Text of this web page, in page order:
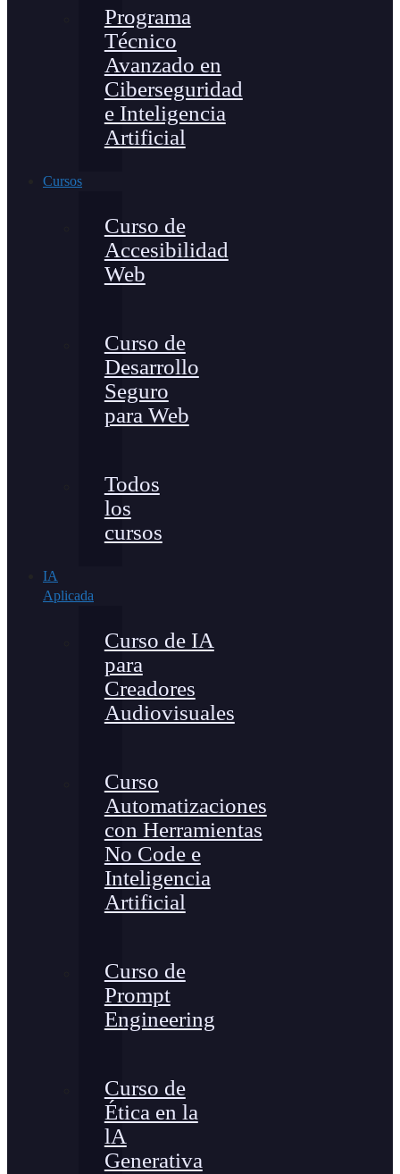
Programa
Técnico
Avanzado en
Ciberseguridad
e Inteligencia
Artificial
Cursos
Curso de
Accesibilidad
Web
Curso de
Desarrollo
Seguro
para Web
Todos
los
cursos
IA
Aplicada
Curso de IA
para
Creadores
Audiovisuales
Curso
Automatizaciones
con Herramientas
No Code e
Inteligencia
Artificial
Curso de
Prompt
Engineering
Curso de
Ética en la
lA
Generativa